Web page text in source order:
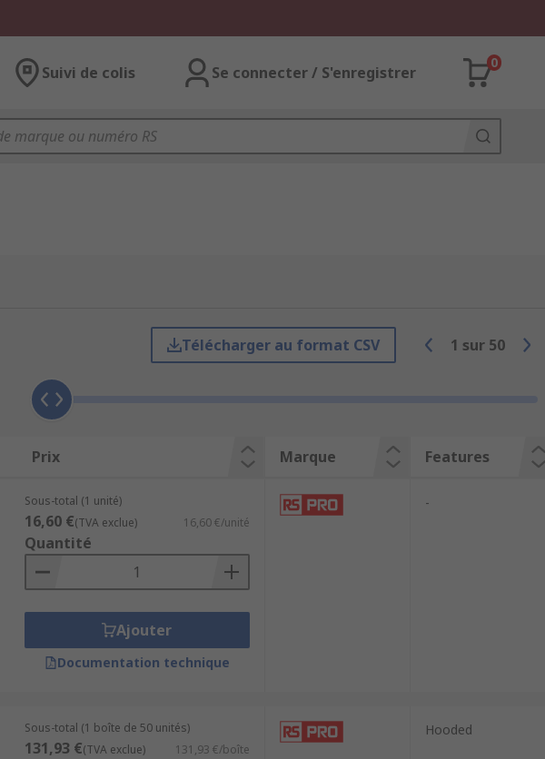
Suivi de colis Se connecter / S'enregistrer
0
Télécharger au format CSV 1 sur 50
Prix Marque Features
Sous-total (1 unité)
16,60 €(TVA exclue) 16,60 €/unité
Quantité
Ajouter
Documentation technique
-
Sous-total (1 boîte de 50 unités)
131,93 €(TVA exclue) 131,93 €/boîte
Hooded